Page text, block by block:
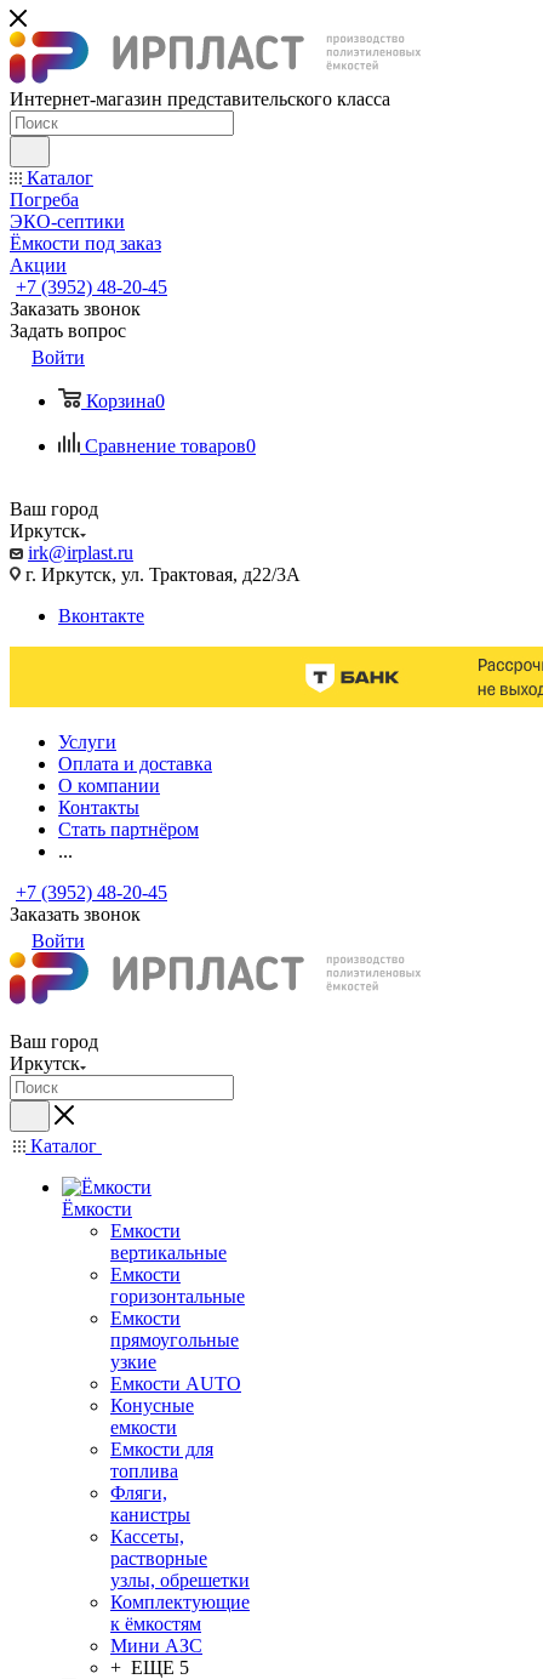
Интернет-магазин представительского класса
Каталог
Погреба
ЭКО-септики
Ёмкости под заказ
Акции
+7 (3952) 48-20-45
Заказать звонок
Задать вопрос
Войти
Корзина0
Сравнение товаров0
Ваш город
Иркутск
irk@irplast.ru
г. Иркутск, ул. Трактовая, д22/3А
Вконтакте
Услуги
Оплата и доставка
О компании
Контакты
Стать партнёром
...
+7 (3952) 48-20-45
Заказать звонок
Войти
Ваш город
Иркутск
Каталог
Ёмкости
Емкости
вертикальные
Емкости
горизонтальные
Емкости
прямоугольные
узкие
Емкости АUТО
Конусные
емкости
Емкости для
топлива
Фляги,
канистры
Кассеты,
растворные
узлы, обрешетки
Комплектующие
к ёмкостям
Мини АЗС
+ ЕЩЕ 5